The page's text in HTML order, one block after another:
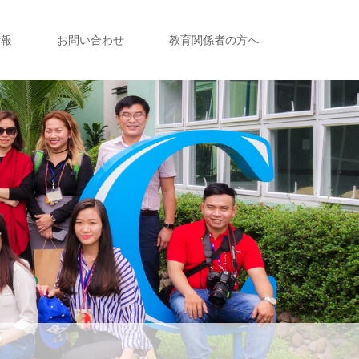
お問い合わせ 教育関係者の方へ